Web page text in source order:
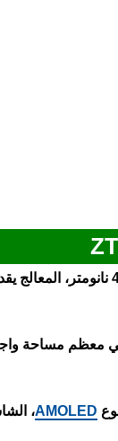
بدقة تصنيع 4 نانومتر،
6.78 بوصة، الشاشة تغطي
AMOLED